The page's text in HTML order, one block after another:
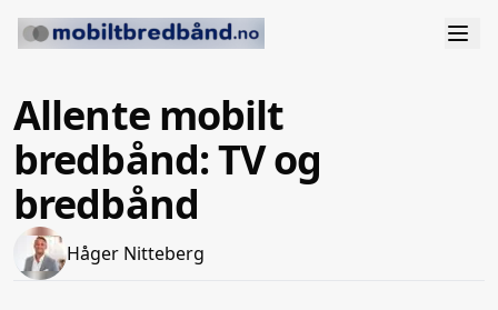
Allente mobilt
bredbånd: TV og
bredbånd
Håger Nitteberg